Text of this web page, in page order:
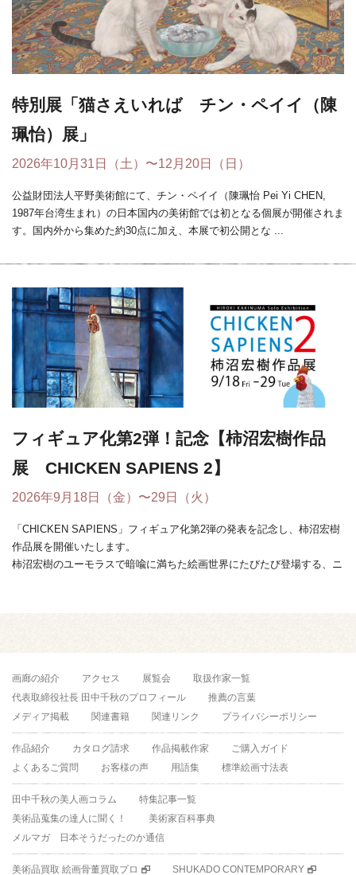
特別展「猫さえいれば チン・ペイイ（陳
珮怡）展」
2026年10月31日（土）〜12月20日（日）
公益財団法人平野美術館にて、チン・ペイイ（陳珮怡 Pei Yi CHEN,
1987年台湾生まれ）の日本国内の美術館では初となる個展が開催されま
す。国内外から集めた約30点に加え、本展で初公開とな ...
フィギュア化第2弾！記念【柿沼宏樹作品
展 CHICKEN SAPIENS 2】
2026年9月18日（金）〜29日（火）
「CHICKEN SAPIENS」フィギュア化第2弾の発表を記念し、柿沼宏樹
作品展を開催いたします。
柿沼宏樹のユーモラスで暗喩に満ちた絵画世界にたびたび登場する、ニ
画廊の紹介 アクセス 展覧会
取扱作家一覧
代表取締役社長 田中千秋のプロフィール
推薦の言葉
メディア掲載
関連書籍 関連リンク プライバシーポリシー
作品紹介 カタログ請求 作品掲載作家
ご購入ガイド
よくあるご質問
お客様の声 用語集 標準絵画寸法表
田中千秋の美人画コラム
特集記事一覧
美術品蒐集の達人に聞く！
美術家百科事典
メルマガ 日本そうだったのか通信
美術品買取 絵画骨董買取プロ SHUKADO CONTEMPORARY